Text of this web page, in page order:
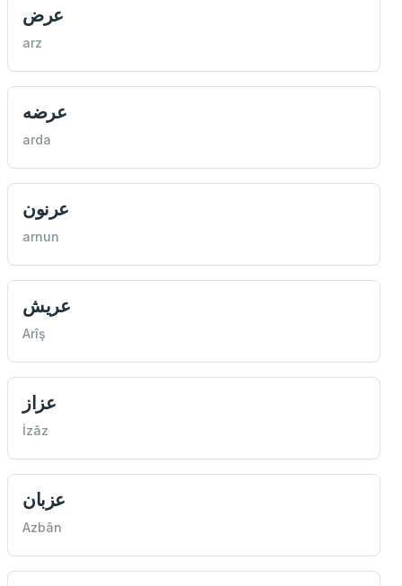
عرض
arz
عرضه
arda
عرنون
arnun
عريش
Arîş
عزاز
İzâz
عزبان
Azbân